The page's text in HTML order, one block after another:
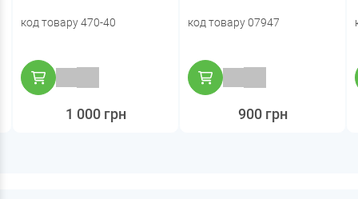
код товару 470-40
1 000 грн
код товару 07947
900 грн